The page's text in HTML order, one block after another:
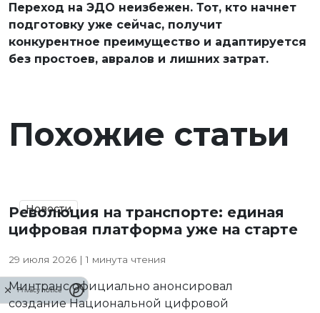
Переход на ЭДО неизбежен. Тот, кто начнет
подготовку уже сейчас, получит
конкурентное преимущество и адаптируется
без простоев, авралов и лишних затрат.
Похожие статьи
Новости
Революция на транспорте: единая
цифровая платформа уже на старте
29 июля 2026 | 1 минута чтения
Минтранс официально анонсировал
создание Национальной цифровой
Privacy notice